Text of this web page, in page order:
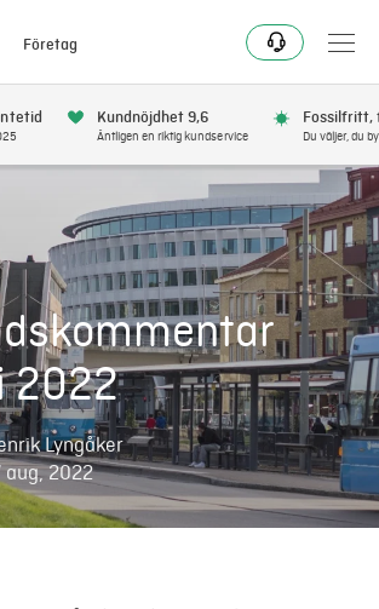
Företag
& kyla
Kundnöjdhet 9,6
Äntligen en riktig kundservice
Fossilfritt,
Du väljer, du
2022
Lyngåker
aug, 2022